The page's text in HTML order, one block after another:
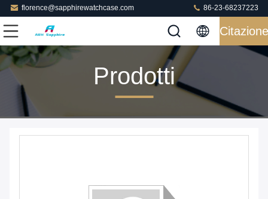
florence@sapphirewatchcase.com 86-23-68237223
Citazione
Prodotti